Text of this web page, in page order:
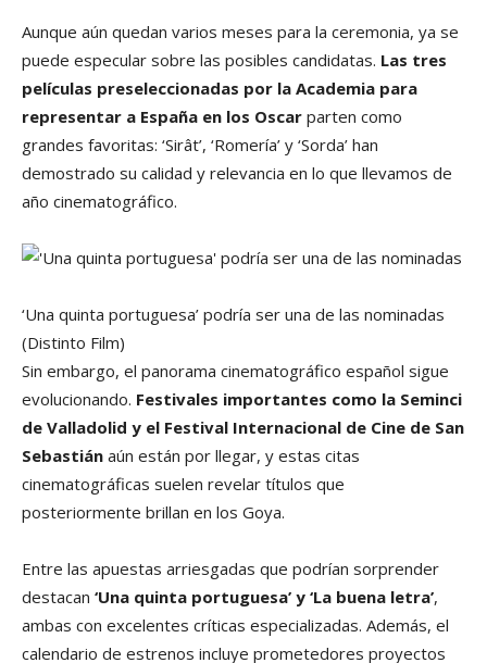
Aunque aún quedan varios meses para la ceremonia, ya se
puede especular sobre las posibles candidatas. Las tres
películas preseleccionadas por la Academia para
representar a España en los Oscar parten como
grandes favoritas: ‘Sirât’, ‘Romería’ y ‘Sorda’ han
demostrado su calidad y relevancia en lo que llevamos de
año cinematográfico.
‘Una quinta portuguesa’ podría ser una de las nominadas
(Distinto Film)
Sin embargo, el panorama cinematográfico español sigue
evolucionando. Festivales importantes como la Seminci
de Valladolid y el Festival Internacional de Cine de San
Sebastián aún están por llegar, y estas citas
cinematográficas suelen revelar títulos que
posteriormente brillan en los Goya.
Entre las apuestas arriesgadas que podrían sorprender
destacan ‘Una quinta portuguesa’ y ‘La buena letra’,
ambas con excelentes críticas especializadas. Además, el
calendario de estrenos incluye prometedores proyectos